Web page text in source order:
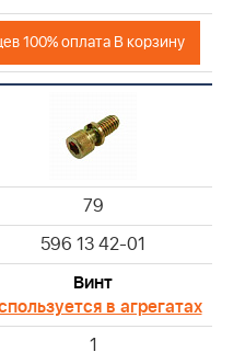
100% оплата В корзину
79
596 13 42-01
Винт
в агрегатах
1